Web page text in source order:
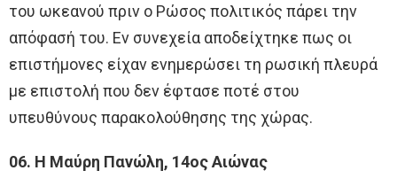
του ωκεανού πριν ο Ρώσος πολιτικός πάρει την
απόφασή του. Εν συνεχεία αποδείχτηκε πως οι
επιστήμονες είχαν ενημερώσει τη ρωσική πλευρά
με επιστολή που δεν έφτασε ποτέ στου
υπευθύνους παρακολούθησης της χώρας.
06. Η Μαύρη Πανώλη, 14ος Αιώνας